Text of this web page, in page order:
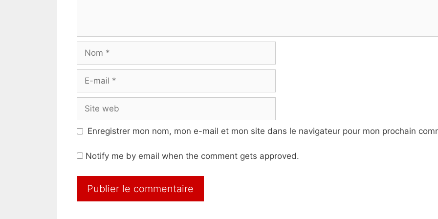
Nom
Site
web
Enregistrer mon nom, mon e-mail et mon site dans le navigateur pour mon prochain
Notify me by email when the comment gets approved.